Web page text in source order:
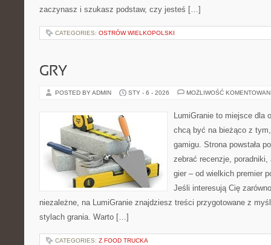
zaczynasz i szukasz podstaw, czy jesteś […]
CATEGORIES: OSTRÓW WIELKOPOLSKI
GRY
POSTED BY ADMIN STY - 6 - 2026 MOŻLIWOŚĆ
LumiGranie to miejsce dla
chcą być na bieżąco z
gamigu. Strona powstała
zebrać recenzje,
gier – od wielkich premier
Jeśli interesują Cię
niezależne, na LumiGranie znajdziesz treści przygotowane z
stylach grania. Warto […]
CATEGORIES: Z FOOD TRUCKA